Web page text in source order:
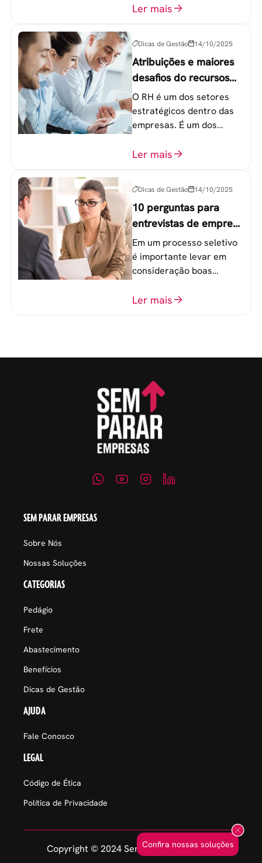
Confira nossas soluções
colaboradores na faixa de
Ler mais
Dicas de Gestão 14/10/2025
Atribuições e maiores
desafios do recursos
humanos em uma
empresa
O RH é um dos setores
estratégicos dentro das
empresas. É um dos
o atingimento das metas
Ler mais
Dicas de Gestão 14/10/2025
10 perguntas para
entrevistas de emprego
que recrutadores não
devem fazer
Em um processo seletivo
é importante levar em
consideração boas
o perfil do profissional e
Ler mais
SEM PARAR EMPRESAS
Sobre Nós
Nossas Soluções
CATEGORIAS
Pedágio
Frete
Abastecimento
Benefícios
Dicas de Gestão
AJUDA
Fale Conosco
LEGAL
Código de Ética
Política de Privacidade
Copyright © 2024 Sem Parar Empresas.